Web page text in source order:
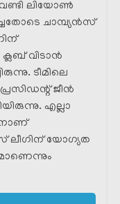
ലിയോൺ
ചാമ്പ്യൻസ്
ക്ലബ്‌ വിടാൻ
ടീമിലെ
ജീൻ
എല്ലാ
ലീഗിന് യോഗ്യത